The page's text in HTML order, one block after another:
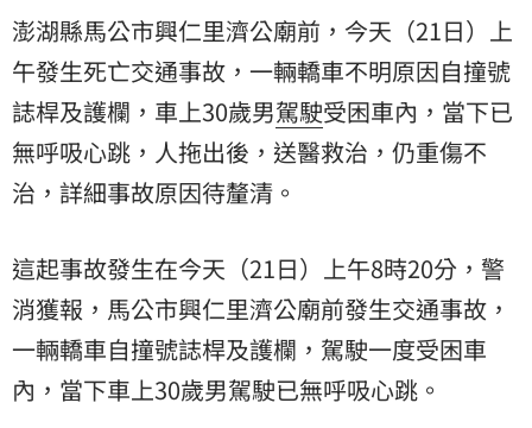
澎湖縣馬公市興仁里濟公廟前，今天（21日）上
午發生死亡交通事故，一輛轎車不明原因自撞號
誌桿及護欄，車上30歲男駕駛受困車內，當下已
無呼吸心跳，人拖出後，送醫救治，仍重傷不
治，詳細事故原因待釐清。
這起事故發生在今天（21日）上午8時20分，警
消獲報，馬公市興仁里濟公廟前發生交通事故，
一輛轎車自撞號誌桿及護欄，駕駛一度受困車
內，當下車上30歲男駕駛已無呼吸心跳。